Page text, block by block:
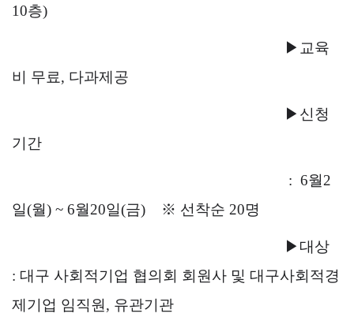
10층)
▶교육
비 무료, 다과제공
▶ 신청
기간
: 6월2
일(월) ~ 6월20일(금) ※ 선착순 20명
▶대상
: 대구 사회적기업 협의회 회원사 및 대구사회적경
제기업 임직원, 유관기관